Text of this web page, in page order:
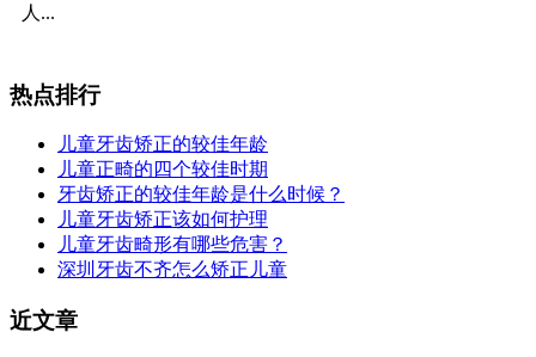
人...
热点排行
儿童牙齿矫正的较佳年龄
儿童正畸的四个较佳时期
牙齿矫正的较佳年龄是什么时候？
儿童牙齿矫正该如何护理
儿童牙齿畸形有哪些危害？
深圳牙齿不齐怎么矫正儿童
近文章